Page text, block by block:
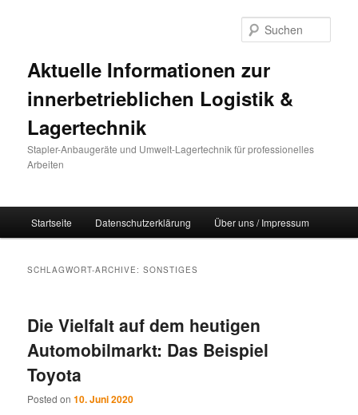
Aktuelle Informationen zur
innerbetrieblichen Logistik &
Lagertechnik
Stapler-Anbaugeräte und Umwelt-Lagertechnik für professionelles
Arbeiten
Zum Inhalt wechseln
Zum sekundären Inhalt wechseln
Startseite Datenschutzerklärung Über uns / Impressum
SCHLAGWORT-ARCHIVE:SONSTIGES
Die Vielfalt auf dem heutigen
Automobilmarkt: Das Beispiel
Toyota
Posted on10. Juni 2020